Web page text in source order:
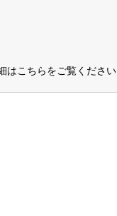
はこちらをご覧ください